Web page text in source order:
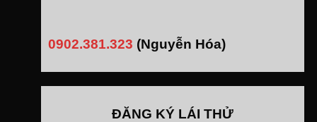
0902.381.323 (Nguyễn Hóa)
ĐĂNG KÝ LÁI THỬ